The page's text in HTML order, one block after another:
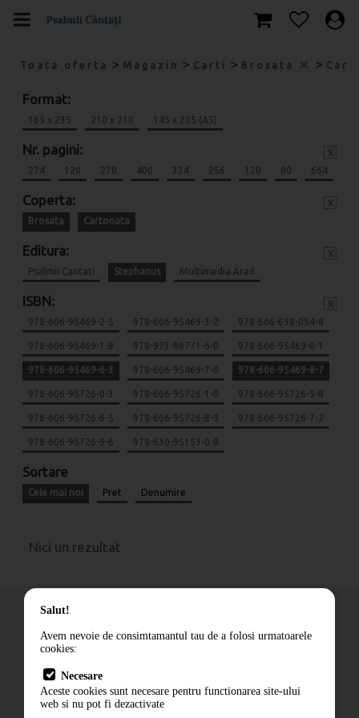
Toata oferta > Magazin > Carti > Brosata >
Format:
165 x 235 210 x 210 145 x 205 (A5)
Nr. pagini:
274 120 270 400 334 256 120 80 664
Coperta:
Brosata Cartonata
Editura:
Psalmii Cantati Stephanus Multimedia Arad
ISBN:
978-606-95469-2-5 978-606-95469-3-2 978-606-698-054-8
978-606-95469-1-8 978-973-88771-6-0 978-606-95469-0-1
978-606-95469-6-3 978-606-95469-7-0 978-606-95469-8-7
978-606-95726-0-3 978-606-95726-1-0 978-606-95726-5-8
978-606-95726-6-5 978-606-95726-8-9 978-606-95726-7-2
978-606-95726-9-6 978-630-95153-0-8
Sortare
Cele mai noi Pret Denumire
Nici un rezultat
Cum comand
Livrare
Contact
Salut!
Avem nevoie de consimtamantul tau de a folosi urmatoarele
cookies:
Necesare
Aceste cookies sunt necesare pentru functionarea site-ului
web si nu pot fi dezactivate